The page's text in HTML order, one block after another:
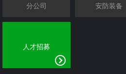
分公司 安防装备
人才招募